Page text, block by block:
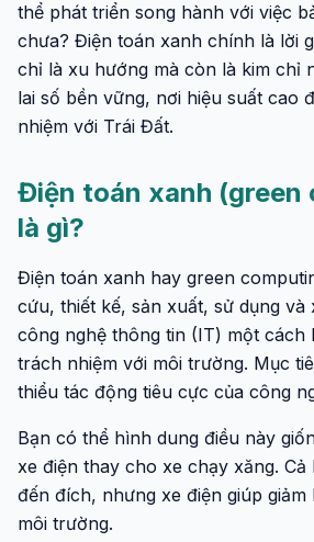
thể phát triển song hành với việc
chưa? Điện toán xanh chính là lời
chỉ là xu hướng mà còn là kim chỉ
lai số bền vững, nơi hiệu suất cao
nhiệm với Trái Đất.
Điện toán xanh (green
là gì?
Điện toán xanh hay green
cứu, thiết kế, sản xuất, sử dụng và
công nghệ thông tin (IT) một cách
trách nhiệm với môi trường. Mục
thiểu tác động tiêu cực của công
Bạn có thể hình dung điều này
xe điện thay cho xe chạy xăng. Cả
đến đích, nhưng xe điện giúp
môi trường.